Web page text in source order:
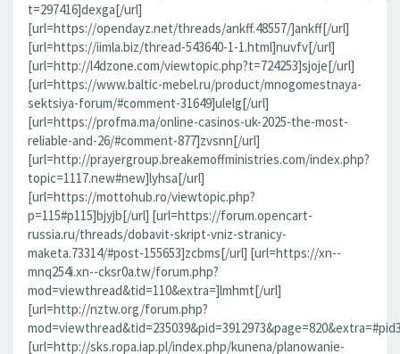
t=297416]dexga[/url]
[url=https://opendayz.net/threads/ankff.48557/]ankff[/url]
[url=https://iimla.biz/thread-543640-1-1.html]nuvfv[/url]
[url=http://l4dzone.com/viewtopic.php?t=724253]sjoje[/url]
[url=https://www.baltic-mebel.ru/product/mnogomestnaya-
sektsiya-forum/#comment-31649]ulelg[/url]
[url=https://profma.ma/online-casinos-uk-2025-the-most-
reliable-and-26/#comment-877]zvsnn[/url]
[url=http://prayergroup.breakemoffministries.com/index.php?
topic=1117.new#new]lyhsa[/url]
[url=https://mottohub.ro/viewtopic.php?
p=115#p115]bjyjb[/url] [url=https://forum.opencart-
russia.ru/threads/dobavit-skript-vniz-stranicy-
maketa.73314/#post-155653]zcbms[/url] [url=https://xn--
mnq254i.xn--cksr0a.tw/forum.php?
mod=viewthread&tid=110&extra=]lmhmt[/url]
[url=http://nztw.org/forum.php?
[url=http://sks.ropa.iap.pl/index.php/kunena/planowanie-